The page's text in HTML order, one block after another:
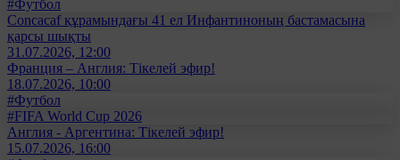
#Футбол
Concacaf құрамындағы 41 ел Инфантиноның бастамасына
қарсы шықты
31.07.2026, 12:00
Франция – Англия: Тікелей эфир!
18.07.2026, 10:00
#Футбол
#FIFA World Cup 2026
Англия - Аргентина: Тікелей эфир!
15.07.2026, 16:00